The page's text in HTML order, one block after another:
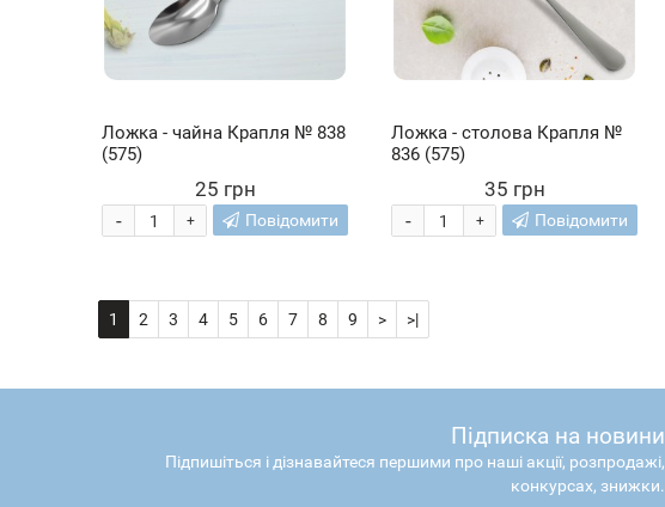
Ложка - чайна Крапля № 838
(575)
25 грн
+
- Повідомити
Ложка - столова Крапля №
836 (575)
35 грн
+
- Повідомити
1 2 3 4 5 6 7 8 9 > >|
Підписка на новини
Підпишіться і дізнавайтеся першими про наші акції, розпродажі,
конкурсах, знижки.